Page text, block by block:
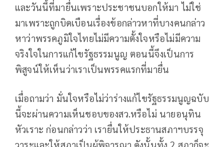
และวันนี้ที่มายื่นเพราะประชาชนบอกให้มา ไม่ใช่
มาเพราะถูกบิดเบือนเรื่องข้อกล่าวหาที่บางคนกล่าว
หาว่าพรรคภูมิใจไทยไม่มีความตั้งใจหรือไม่มีความ
จริงใจในการแก้ไขรัฐธรรมนูญ ตอนนี้จึงเป็นการ
พิสูจน์ให้เห็นว่าเราเป็นพรรคแรกที่มายื่น
เมื่อถามว่า มั่นใจหรือไม่ว่าร่างแก้ไขรัฐธรรมนูญฉบับ
นี้จะผ่านความเห็นชอบของสว.หรือไม่ นายอนุทิน
หัวเราะ ก่อนกล่าวว่า เรายื่นให้ประธานสภาฯบรรจุ
วาระและให้สภาเป็นผู้พิจารณา ดังนั้นทั้ง 2 สภาก็จะ